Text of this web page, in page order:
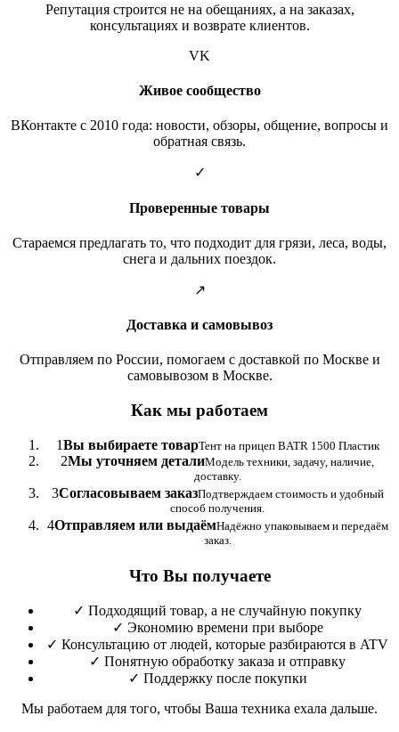
Репутация строится не на обещаниях, а на заказах,
консультациях и возврате клиентов.
VK
Живое сообщество
ВКонтакте с 2010 года: новости, обзоры, общение, вопросы и
обратная связь.
✓
Проверенные товары
Стараемся предлагать то, что подходит для грязи, леса, воды,
снега и дальних поездок.
↗
Доставка и самовывоз
Отправляем по России, помогаем с доставкой по Москве и
самовывозом в Москве.
Как мы работаем
1Вы выбираете товарТент на прицеп BATR 1500 Пластик
2Мы уточняем деталиМодель техники, задачу, наличие,
доставку.
3Согласовываем заказПодтверждаем стоимость и удобный
способ получения.
4Отправляем или выдаёмНадёжно упаковываем и передаём
заказ.
Что Вы получаете
✓ Подходящий товар, а не случайную покупку
✓ Экономию времени при выборе
✓ Консультацию от людей, которые разбираются в ATV
✓ Понятную обработку заказа и отправку
✓ Поддержку после покупки
Мы работаем для того, чтобы Ваша техника ехала дальше.